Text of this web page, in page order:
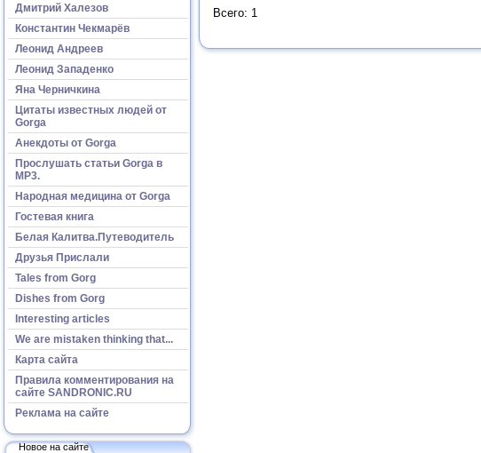
Дмитрий Халезов
Константин Чекмарёв
Леонид Андреев
Леонид Западенко
Яна Черничкина
Цитаты известных людей от
Gorga
Анекдоты от Gorga
Прослушать статьи Gorga в
МР3.
Народная медицина от Gorga
Гостевая книга
Белая Калитва.Путеводитель
Друзья Прислали
Tales from Gorg
Dishes from Gorg
Interesting articles
We are mistaken thinking that...
Карта сайта
Правила комментирования на
сайте SANDRONIC.RU
Реклама на сайте
Новое на сайте
Всего: 1